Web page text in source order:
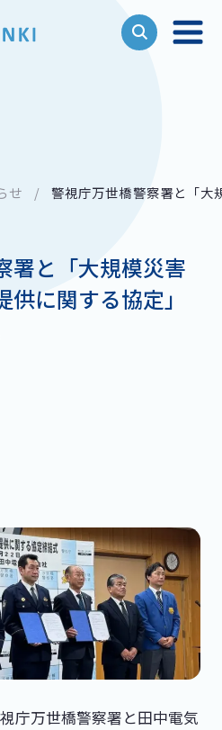
せ 警視庁万世橋警察署と「大
署と「大規模災害
に関する協定」
庁万世橋警察署と田中電気